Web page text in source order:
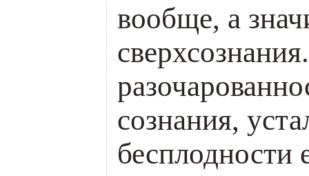
вообще, а
сознания,
бесплодности